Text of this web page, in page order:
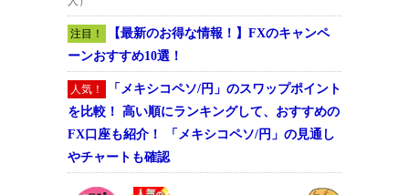
注目！
【最新のお得な情報！】FXのキャンペ
ーンおすすめ10選！
人気！
「メキシコペソ/円」のスワップポイント
を比較！ 高い順にランキングして、おすすめの
FX口座も紹介！ 「メキシコペソ/円」の見通し
やチャートも確認